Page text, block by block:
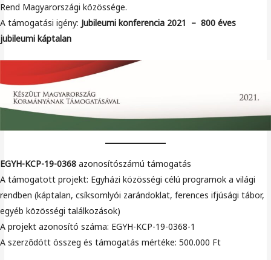
Rend Magyarországi közössége.
A támogatási igény: Jubileumi konferencia 2021 – 800 éves
jubileumi káptalan
EGYH-KCP-19-0368 azonosítószámú támogatás
A támogatott projekt: Egyházi közösségi célú programok a világi
rendben (káptalan, csíksomlyói zarándoklat, ferences ifjúsági tábor,
egyéb közösségi találkozások)
A projekt azonosító száma: EGYH-KCP-19-0368-1
A szerződött összeg és támogatás mértéke: 500.000 Ft